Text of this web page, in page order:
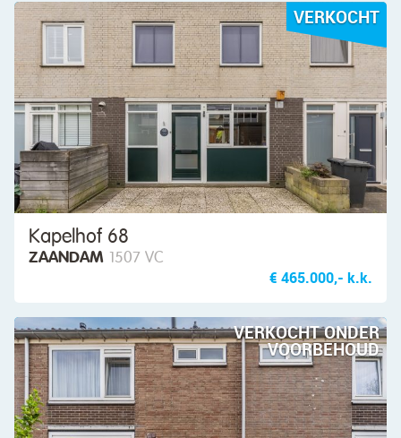
VERKOCHT
Kapelhof 68
ZAANDAM 1507 VC
€ 465.000,- k.k.
VERKOCHT ONDER
VOORBEHOUD